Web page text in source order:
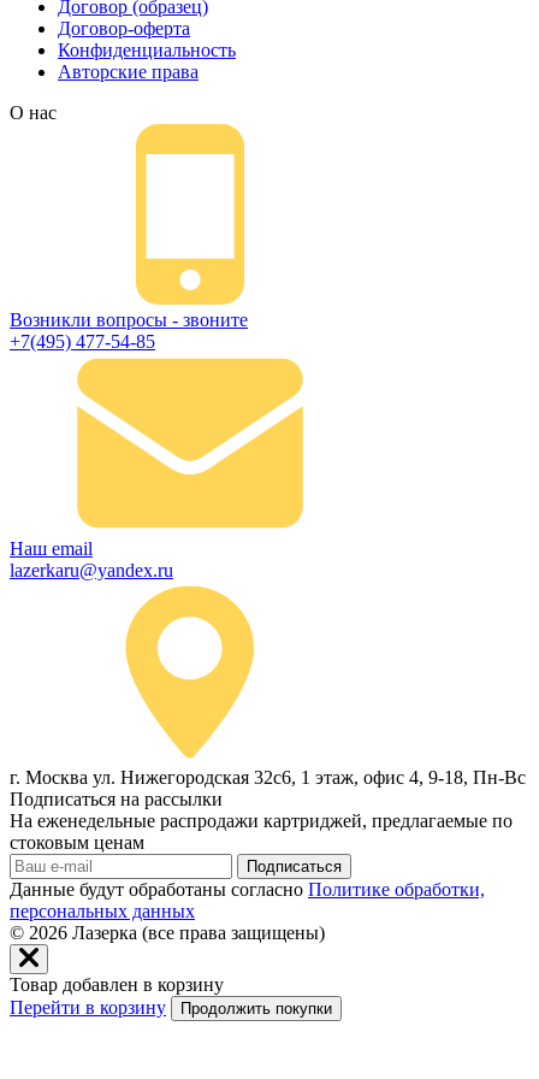
Договор (образец)
Договор-оферта
Конфиденциальность
Авторские права
О нас
Возникли вопросы - звоните
+7(495) 477-54-85
Наш email
lazerkaru@yandex.ru
г. Москва ул. Нижегородская 32с6, 1 этаж, офис 4, 9-18, Пн-Вс
Подписаться на рассылки
На еженедельные распродажи картриджей, предлагаемые по
стоковым ценам
Подписаться
Данные будут обработаны согласно Политике обработки,
персональных данных
© 2026 Лазерка (все права защищены)
Товар добавлен в корзину
Перейти в корзину
Продолжить покупки